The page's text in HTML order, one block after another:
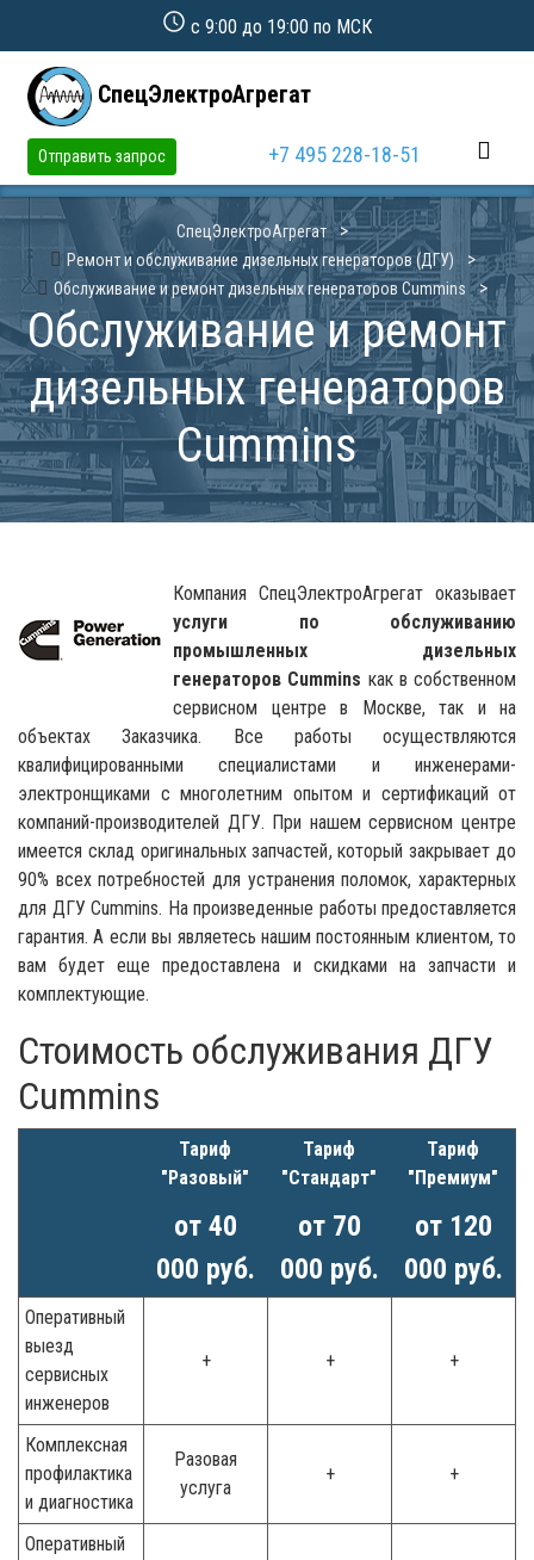
с 9:00 до 19:00 по МСК
СпецЭлектроАгрегат
Отправить запрос +7 495 228-18-51
СпецЭлектроАгрегат
Ремонт и обслуживание дизельных генераторов (ДГУ)
Обслуживание и ремонт дизельных генераторов Cummins
Обслуживание и ремонт
дизельных генераторов
Cummins
Компания СпецЭлектроАгрегат оказывает
услуги по обслуживанию
промышленных дизельных
генераторов Cummins как в собственном
сервисном центре в Москве, так и на
объектах Заказчика. Все работы осуществляются
квалифицированными специалистами и инженерами-
электронщиками с многолетним опытом и сертификаций от
компаний-производителей ДГУ. При нашем сервисном центре
имеется склад оригинальных запчастей, который закрывает до
90% всех потребностей для устранения поломок, характерных
для ДГУ Cummins. На произведенные работы предоставляется
гарантия. А если вы являетесь нашим постоянным клиентом, то
вам будет еще предоставлена и скидками на запчасти и
комплектующие.
Стоимость обслуживания ДГУ
Cummins
Тариф
"Разовый"
Тариф
"Стандарт"
Тариф
"Премиум"
от 40
000 руб.
от 70
000 руб.
от 120
000 руб.
Оперативный
выезд
сервисных
инженеров
+ + +
Комплексная
профилактика
и диагностика
Разовая
услуга
+ +
Оперативный